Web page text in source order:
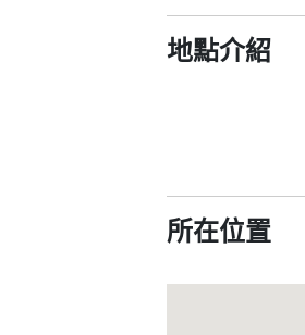
地點介紹
所在位置